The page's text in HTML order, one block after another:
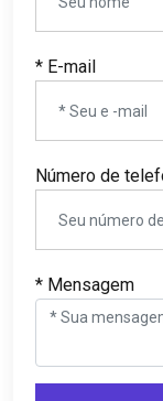
* E-mail
Número de
* Mensagem